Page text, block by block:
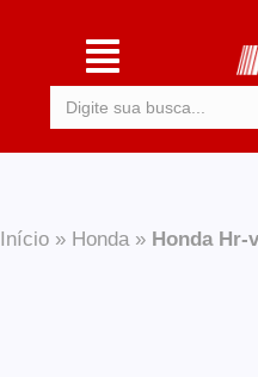
Início » Honda» Honda Hr-